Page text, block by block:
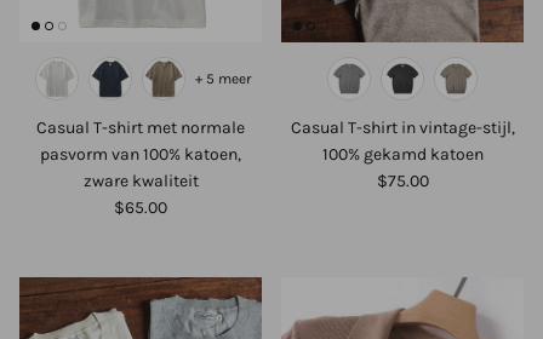
Casual T-shirt met normale
pasvorm van 100% katoen,
zware kwaliteit
$65.00
+ 5 meer
Casual T-shirt in vintage-stijl,
100% gekamd katoen
$75.00